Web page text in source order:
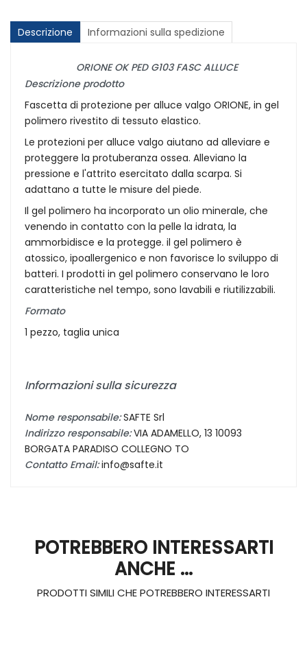
Descrizione Informazioni sulla spedizione
ORIONE OK PED G103 FASC ALLUCE
Descrizione prodotto
Fascetta di protezione per alluce valgo ORIONE, in gel
polimero rivestito di tessuto elastico.
Le protezioni per alluce valgo aiutano ad alleviare e
proteggere la protuberanza ossea. Alleviano la
pressione e l'attrito esercitato dalla scarpa. Si
adattano a tutte le misure del piede.
Il gel polimero ha incorporato un olio minerale, che
venendo in contatto con la pelle la idrata, la
ammorbidisce e la protegge. il gel polimero è
atossico, ipoallergenico e non favorisce lo sviluppo di
batteri. I prodotti in gel polimero conservano le loro
caratteristiche nel tempo, sono lavabili e riutilizzabili.
Formato
1 pezzo, taglia unica
Informazioni sulla sicurezza
Nome responsabile:SAFTE Srl
Indirizzo responsabile:VIA ADAMELLO, 13 10093
BORGATA PARADISO COLLEGNO TO
Contatto Email:info@safte.it
POTREBBERO INTERESSARTI
ANCHE ...
PRODOTTI SIMILI CHE POTREBBERO INTERESSARTI